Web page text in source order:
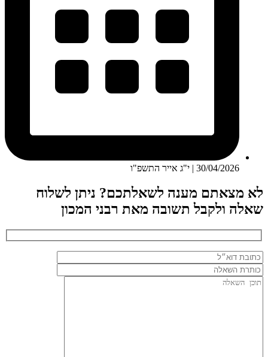
30/04/2026 | י"ג אייר התשפ"ו
לא מצאתם מענה לשאלתכם? ניתן לשלוח
שאלה ולקבל תשובה מאת רבני המכון